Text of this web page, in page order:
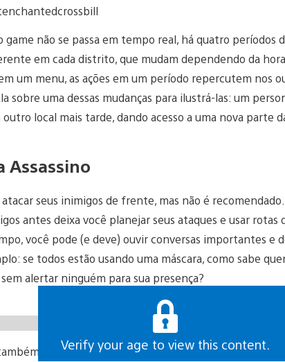
game não se passa em tempo real, há quatro períodos
em cada distrito, que mudam dependendo da
um menu, as ações em um período repercutem nos
sobre uma dessas mudanças para ilustrá-las: um
local mais tarde, dando acesso a uma nova parte
Assassino
seus inimigos de frente, mas não é
antes deixa você planejar seus ataques e usar rotas
você pode (e deve) ouvir conversas importantes e
se todos estão usando uma máscara, como sabe
alertar ninguém para sua presença?
Verify your age to view this content.
podem funcionar. Você terá acesso a uma